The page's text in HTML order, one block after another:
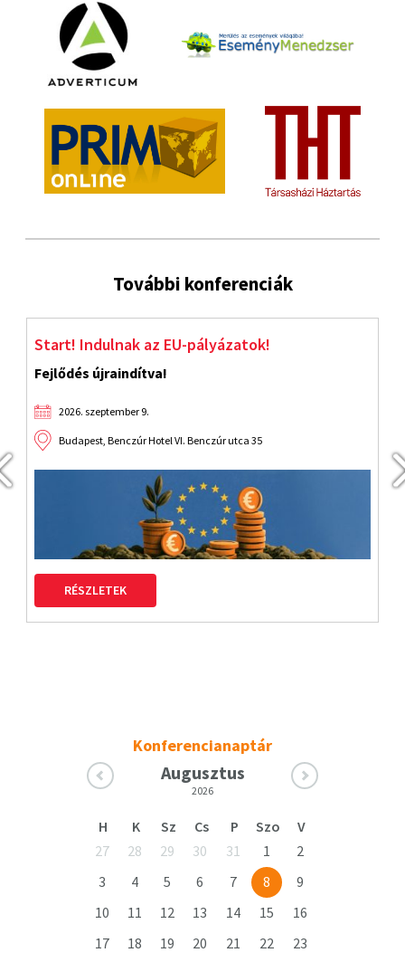
További konferenciák
Start! Indulnak az EU-pályázatok!
Fejlődés újraindítva!
2026. szeptember 9.
Budapest, Benczúr Hotel VI. Benczúr utca 35
RÉSZLETEK
Konferencianaptár
Augusztus
2026
H K Sz Cs P Szo
V
27
28 29 30 31 1
2
3
4 5 6 7 8
9
10
11 12 13 14 15
16
17
18 19 20 21 22
23